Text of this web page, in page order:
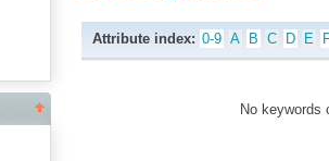
Attribute index: 0-9 A B C D E
No keywords